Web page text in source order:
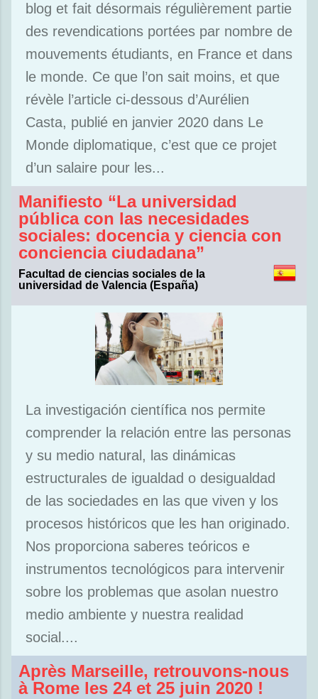
blog et fait désormais régulièrement partie
des revendications portées par nombre de
mouvements étudiants, en France et dans
le monde. Ce que l’on sait moins, et que
révèle l’article ci-dessous d’Aurélien
Casta, publié en janvier 2020 dans Le
Monde diplomatique, c’est que ce projet
d’un salaire pour les...
Manifiesto “La universidad
pública con las necesidades
sociales: docencia y ciencia con
conciencia ciudadana”
Facultad de ciencias sociales de la
universidad de Valencia (España)
La investigación científica nos permite
comprender la relación entre las personas
y su medio natural, las dinámicas
estructurales de igualdad o desigualdad
de las sociedades en las que viven y los
procesos históricos que les han originado.
Nos proporciona saberes teóricos e
instrumentos tecnológicos para intervenir
sobre los problemas que asolan nuestro
medio ambiente y nuestra realidad
social....
Après Marseille, retrouvons-nous
à Rome les 24 et 25 juin 2020 !